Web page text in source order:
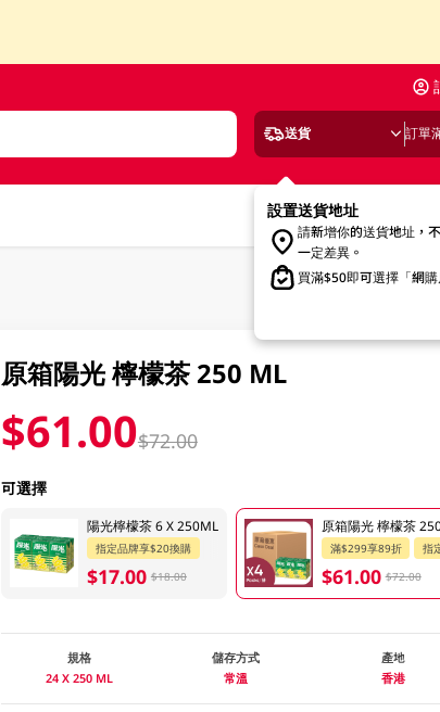
送貨 訂單
設置送貨地址
請新增你的送貨地址，
一定差異。
買滿$50即可選擇「網
原箱陽光 檸檬茶 250 ML
$61.00$72.00
可選擇
陽光檸檬茶 6 X 250ML
指定品牌享$20換購
$17.00 $18.00
原箱陽光 檸檬茶
滿$299享89折 指
$61.00 $72.00
規格
24 X 250 ML
儲存方式
常溫
產地
香港